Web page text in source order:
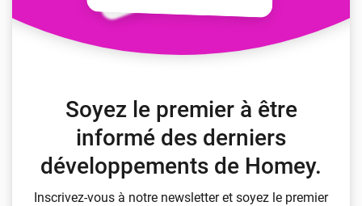
Soyez le premier à être
informé des derniers
développements de Homey.
Inscrivez-vous à notre newsletter et soyez le premier